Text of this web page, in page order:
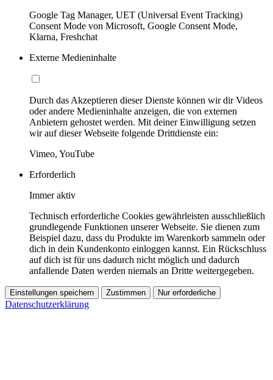
Google Tag Manager, UET (Universal Event Tracking)
Consent Mode von Microsoft, Google Consent Mode,
Klarna, Freshchat
Externe Medieninhalte
Durch das Akzeptieren dieser Dienste können wir dir Videos
oder andere Medieninhalte anzeigen, die von externen
Anbietern gehostet werden. Mit deiner Einwilligung setzen
wir auf dieser Webseite folgende Drittdienste ein:
Vimeo, YouTube
Erforderlich
Immer aktiv
Technisch erforderliche Cookies gewährleisten ausschließlich
grundlegende Funktionen unserer Webseite. Sie dienen zum
Beispiel dazu, dass du Produkte im Warenkorb sammeln oder
dich in dein Kundenkonto einloggen kannst. Ein Rückschluss
auf dich ist für uns dadurch nicht möglich und dadurch
anfallende Daten werden niemals an Dritte weitergegeben.
Einstellungen speichern Zustimmen Nur erforderliche
Datenschutzerklärung